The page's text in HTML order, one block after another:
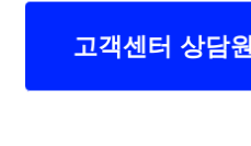
고객센터 상담